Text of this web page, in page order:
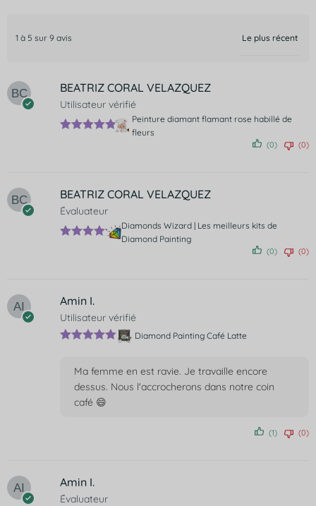
1 à 5 sur 9 avis
BEATRIZ CORAL VELAZQUEZ
Utilisateur vérifié
Peinture diamant flamant rose habillé de
fleurs
(0) (0)
BEATRIZ CORAL VELAZQUEZ
Évaluateur
Diamonds Wizard | Les meilleurs kits de
Diamond Painting
(0) (0)
Amin I.
Utilisateur vérifié
Diamond Painting Café Latte
Ma femme en est ravie. Je travaille encore
dessus. Nous l'accrocherons dans notre coin
café 😄
(1) (0)
Amin I.
Évaluateur